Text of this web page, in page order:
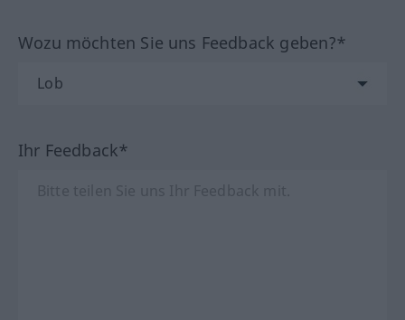
Wozu möchten Sie uns Feedback geben?*
Ihr Feedback*